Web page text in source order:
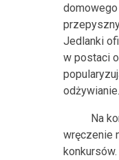
Jedlanki
w postaci
odżywianie.
Na
wręczenie